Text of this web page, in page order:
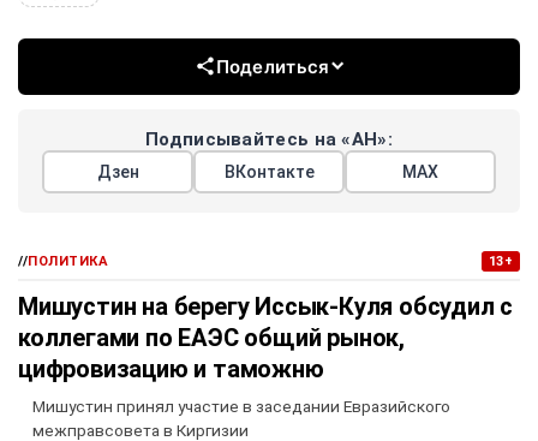
Поделиться
Подписывайтесь на «АН»:
Дзен ВКонтакте МАХ
//ПОЛИТИКА 13+
Мишустин на берегу Иссык-Куля обсудил с
коллегами по ЕАЭС общий рынок,
цифровизацию и таможню
Мишустин принял участие в заседании Евразийского
межправсовета в Киргизии